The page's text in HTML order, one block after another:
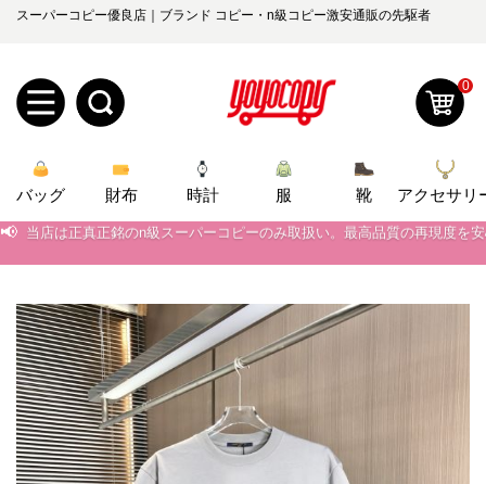
スーパーコピー優良店｜ブランド コピー・n級コピー激安通販の先駆者
規
ユ
ザ
ー
登
ロ
グ
ン
オ
ー
ダ
お
知
yoyocopys@gmail.com
0
バッグ 財布 時計 服 靴 アクセサリ
📢 2026春の新作続々更新中！期間中のご注文でお得な割引をご利用いただ
新作入荷！ルイ・ヴィトンスーパーコピー バッグ最新モデルが登場。
📢 当店は正真正銘のn級スーパーコピーのみ取扱い。最高品質の再現度を
2026春の新作続々更新中！期間中のご注文でお得な割引をご利用いただ